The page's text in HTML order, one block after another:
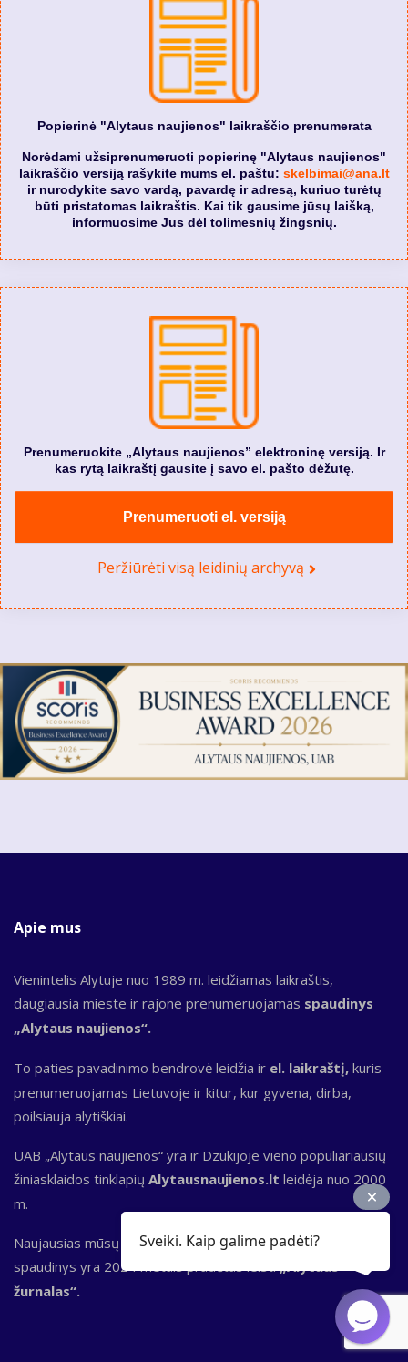
Popierinė "Alytaus naujienos" laikraščio prenumerata
Norėdami užsiprenumeruoti popierinę "Alytaus naujienos"
laikraščio versiją rašykite mums el. paštu: skelbimai@ana.lt
ir nurodykite savo vardą, pavardę ir adresą, kuriuo turėtų
būti pristatomas laikraštis. Kai tik gausime jūsų laišką,
informuosime Jus dėl tolimesnių žingsnių.
Prenumeruokite „Alytaus naujienos” elektroninę versiją. Ir
kas rytą laikraštį gausite į savo el. pašto dėžutę.
Prenumeruoti el. versiją
Peržiūrėti visą leidinių archyvą
Apie mus
Vienintelis Alytuje nuo 1989 m. leidžiamas laikraštis,
daugiausia mieste ir rajone prenumeruojamas spaudinys
„Alytaus naujienos“.
To paties pavadinimo bendrovė leidžia ir el. laikraštį, kuris
prenumeruojamas Lietuvoje ir kitur, kur gyvena, dirba,
poilsiauja alytiškiai.
UAB „Alytaus naujienos“ yra ir Dzūkijoje vieno populiariausių
žiniasklaidos tinklapių Alytausnaujienos.lt leidėja nuo 2000
m.
Naujausias mūsų redakcijos ir kūrybinių bendradarbių
spaudinys yra 2024 metais pradėtas leisti
žurnalas“.
Sveiki. Kaip galime padėti?